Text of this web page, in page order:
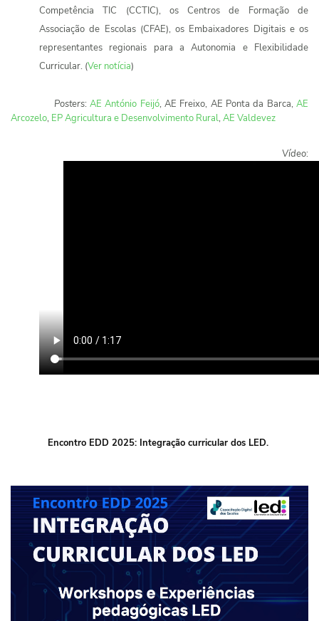
Competência TIC (CCTIC), os Centros de Formação de
Associação de Escolas (CFAE), os Embaixadores Digitais e os
representantes regionais para a Autonomia e Flexibilidade
Curricular. (Ver notícia)
Posters:AE António Feijó, AE Freixo, AE Ponta da Barca, AE
Arcozelo, EP Agricultura e Desenvolvimento Rural, AE Valdevez
Vídeo:
Encontro EDD 2025: Integração curricular dos LED.